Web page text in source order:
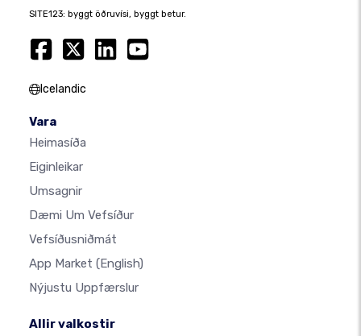
SITE123: byggt öðruvísi, byggt betur.
Icelandic
Vara
Heimasíða
Eiginleikar
Umsagnir
Dæmi Um Vefsíður
Vefsíðusniðmát
App Market (English)
Nýjustu Uppfærslur
Allir valkostir